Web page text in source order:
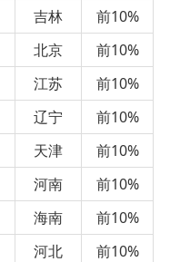
吉林
前10%
北京
前10%
江苏
前10%
辽宁
前10%
天津
前10%
河南
前10%
海南
前10%
河北
前10%